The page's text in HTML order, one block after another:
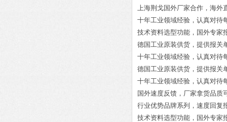
上海荆戈国外厂家合作，海外
十年工业领域经验，认真对待
技术资料选型功能，国外专家
德国工业原装供货，提供报关
十年工业领域经验，认真对待
德国工业原装供货，提供报关
十年工业领域经验，认真对待
国外速度反馈，厂家拿货品质
行业优势品牌系列，速度回复
技术资料选型功能，国外专家